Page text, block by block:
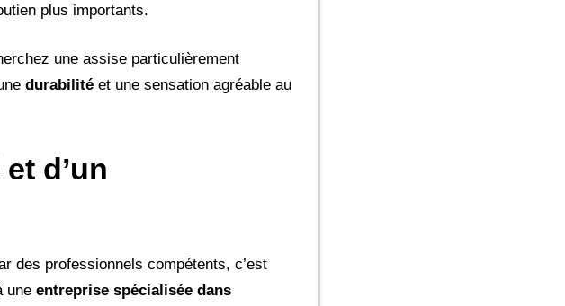
plus importants.
une assise particulièrement
durabilité et une sensation agréable au
d’un
des professionnels compétents, c’est
une entreprise spécialisée dans